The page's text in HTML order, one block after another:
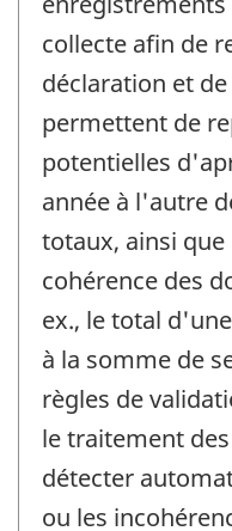
collecte afin de
déclaration et
permettent de
potentielles
année à l'autre
totaux, ainsi
cohérence des
ex., le total
à la somme de
règles de
le traitement
détecter
ou les